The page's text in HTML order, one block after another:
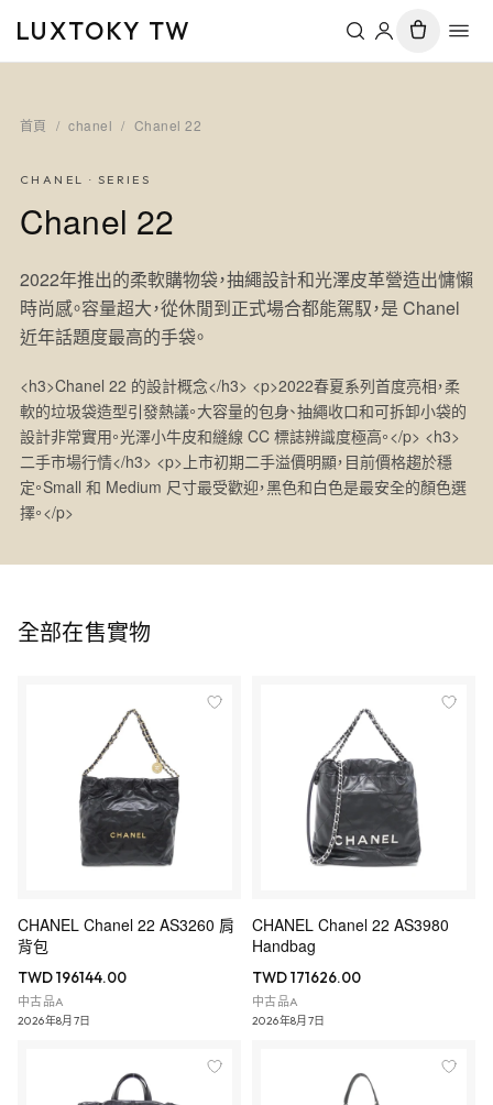
LUXTOKY TW
首頁 / chanel / Chanel 22
CHANEL · SERIES
Chanel 22
2022年推出的柔軟購物袋，抽繩設計和光澤皮革營造出慵懶
時尚感。容量超大，從休閒到正式場合都能駕馭，是 Chanel
近年話題度最高的手袋。
<h3>Chanel 22 的設計概念</h3> <p>2022春夏系列首度亮相，柔
軟的垃圾袋造型引發熱議。大容量的包身、抽繩收口和可拆卸小袋的
設計非常實用。光澤小牛皮和縫線 CC 標誌辨識度極高。</p> <h3>
二手市場行情</h3> <p>上市初期二手溢價明顯，目前價格趨於穩
定。Small 和 Medium 尺寸最受歡迎，黑色和白色是最安全的顏色選
擇。</p>
全部在售實物
CHANEL Chanel 22 AS3260 肩
背包
TWD 196144.00
中古品A
2026年8月7日
CHANEL Chanel 22 AS3980
Handbag
TWD 171626.00
中古品A
2026年8月7日